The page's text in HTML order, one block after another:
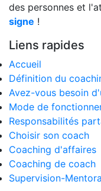
des personnes et
signe !
Liens rapides
Accueil
Définition du
Avez-vous besoin
Mode de
Responsabilités
Choisir son coach
Coaching d'affaires
Coaching de coach
Supervision-